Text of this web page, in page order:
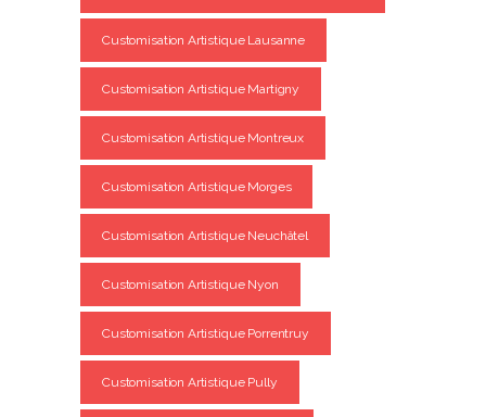
Customisation Artistique Lausanne
Customisation Artistique Martigny
Customisation Artistique Montreux
Customisation Artistique Morges
Customisation Artistique Neuchâtel
Customisation Artistique Nyon
Customisation Artistique Porrentruy
Customisation Artistique Pully